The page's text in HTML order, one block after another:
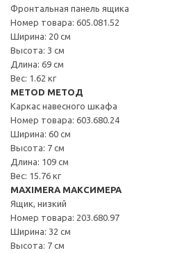
Фронтальная панель ящика
Номер товара: 605.081.52
Ширина: 20 см
Высота: 3 см
Длина: 69 см
Вес: 1.62 кг
METOD МЕТОД
Каркас навесного шкафа
Номер товара: 603.680.24
Ширина: 60 см
Высота: 7 см
Длина: 109 см
Вес: 15.76 кг
MAXIMERA МАКСИМЕРА
Ящик, низкий
Номер товара: 203.680.97
Ширина: 32 см
Высота: 7 см